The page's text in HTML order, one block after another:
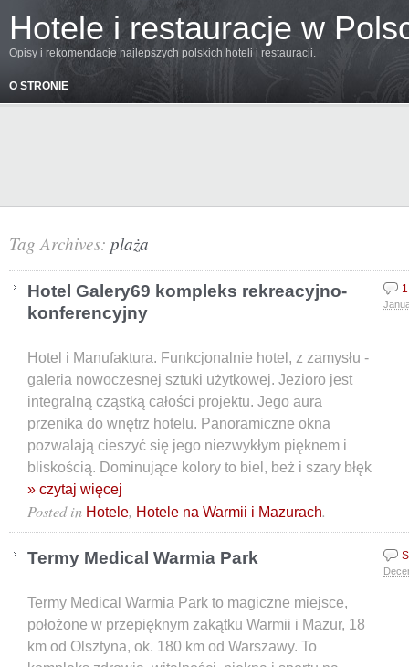
Hotele i restauracje w
Opisy i rekomendacje najlepszych polskich hoteli i restauracji.
O STRONIE
Tag Archives: plaża
Hotel Galery69 kompleks rekreacyjno-
konferencyjny
Hotel i Manufaktura. Funkcjonalnie hotel, z zamysłu -
galeria nowoczesnej sztuki użytkowej. Jezioro jest
integralną cząstką całości projektu. Jego aura
przenika do wnętrz hotelu. Panoramiczne okna
pozwalają cieszyć się jego niezwykłym pięknem i
bliskością. Dominujące kolory to biel, beż i szary błęk
» czytaj więcej
Posted in Hotele, Hotele na Warmii i Mazurach.
Termy Medical Warmia Park
Termy Medical Warmia Park to magiczne miejsce,
położone w przepięknym zakątku Warmii i Mazur, 18
km od Olsztyna, ok. 180 km od Warszawy. To